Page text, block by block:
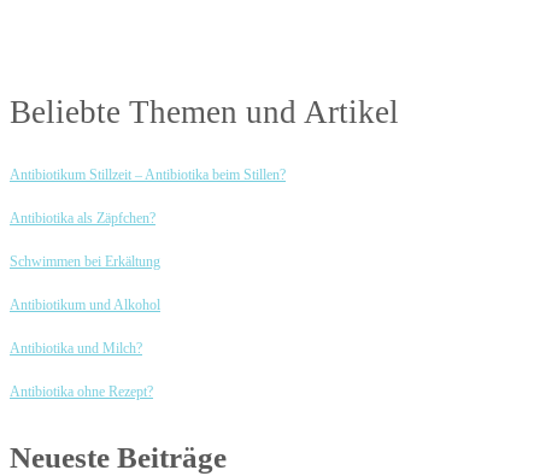
Beliebte Themen und Artikel
Antibiotikum Stillzeit – Antibiotika beim Stillen?
Antibiotika als Zäpfchen?
Schwimmen bei Erkältung
Antibiotikum und Alkohol
Antibiotika und Milch?
Antibiotika ohne Rezept?
Neueste Beiträge